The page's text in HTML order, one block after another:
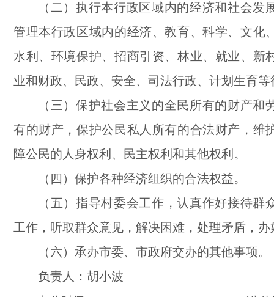
（二）执行本行政区域内的经济和社会发
管理本行政区域内的经济、教育、科学、文化
水利、环境保护、招商引资、林业、就业、新
业和财政、民政、安全、司法行政、计划生育
（三）保护社会主义的全民所有的财产和
有的财产，保护公民私人所有的合法财产，维
障公民的人身权利、民主权利和其他权利。
（四）保护各种经济组织的合法权益。
（五）指导村委会工作，认真作好接待群
工作，听取群众意见，解决困难，处理矛盾，
（六）承办市委、市政府交办的其他事项。
负责人：胡小波